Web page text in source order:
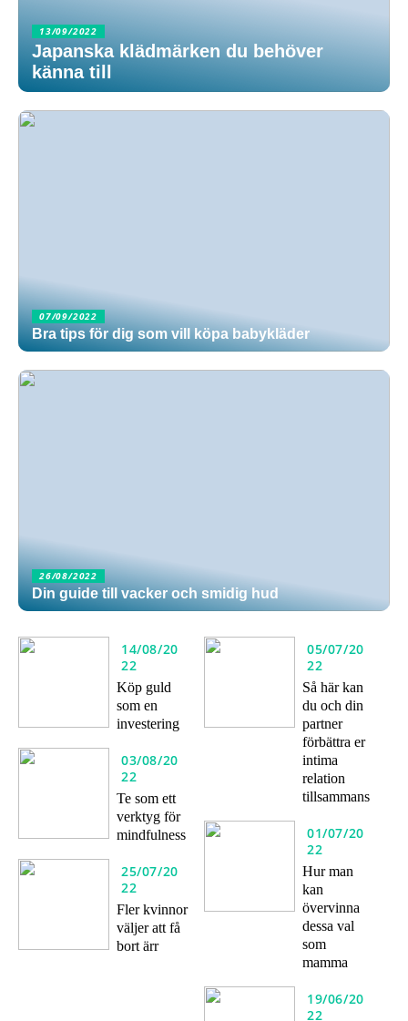
13/09/2022
Japanska klädmärken du behöver
känna till
07/09/2022
Bra tips för dig som vill köpa babykläder
26/08/2022
Din guide till vacker och smidig hud
14/08/20
22
Köp guld
som en
investering
03/08/20
22
Te som ett
verktyg för
mindfulness
25/07/20
22
Fler kvinnor
väljer att få
bort ärr
05/07/20
22
Så här kan
du och din
partner
förbättra er
intima
relation
tillsammans
01/07/20
22
Hur man
kan
övervinna
dessa val
som
mamma
19/06/20
22